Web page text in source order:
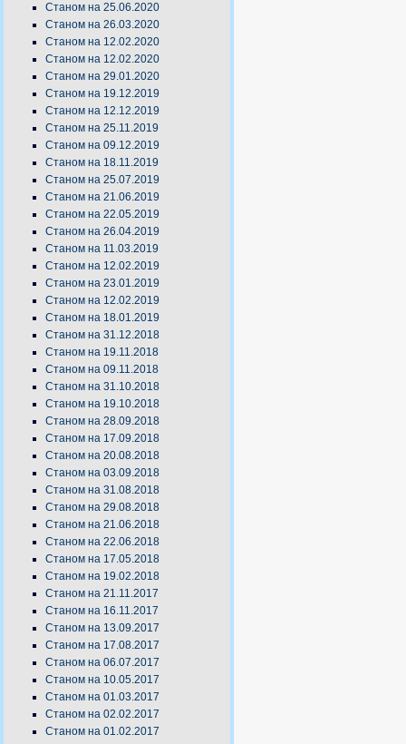
Станом на 25.06.2020
Станом на 26.03.2020
Станом на 12.02.2020
Станом на 12.02.2020
Станом на 29.01.2020
Станом на 19.12.2019
Станом на 12.12.2019
Станом на 25.11.2019
Станом на 09.12.2019
Станом на 18.11.2019
Станом на 25.07.2019
Станом на 21.06.2019
Станом на 22.05.2019
Станом на 26.04.2019
Станом на 11.03.2019
Станом на 12.02.2019
Станом на 23.01.2019
Станом на 12.02.2019
Станом на 18.01.2019
Станом на 31.12.2018
Станом на 19.11.2018
Станом на 09.11.2018
Станом на 31.10.2018
Станом на 19.10.2018
Станом на 28.09.2018
Станом на 17.09.2018
Станом на 20.08.2018
Станом на 03.09.2018
Станом на 31.08.2018
Станом на 29.08.2018
Станом на 21.06.2018
Станом на 22.06.2018
Станом на 17.05.2018
Станом на 19.02.2018
Станом на 21.11.2017
Станом на 16.11.2017
Станом на 13.09.2017
Станом на 17.08.2017
Станом на 06.07.2017
Станом на 10.05.2017
Станом на 01.03.2017
Станом на 02.02.2017
Станом на 01.02.2017